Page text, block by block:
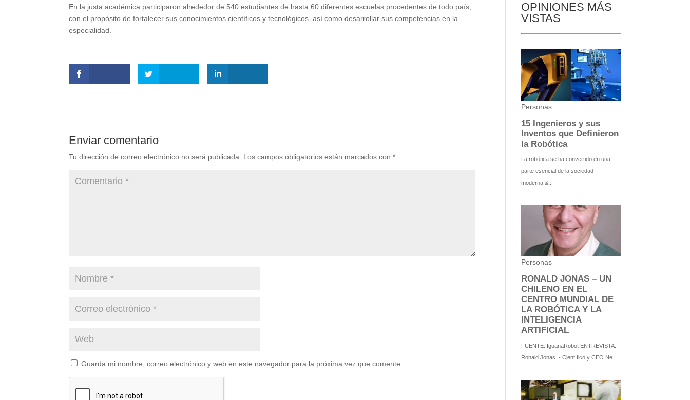
En la justa académica participaron alrededor de 540 estudiantes de hasta 60 diferentes escuelas procedentes de todo país,
con el propósito de fortalecer sus conocimientos científicos y tecnológicos, así como desarrollar sus competencias en la
especialidad.
Enviar comentario
Tu dirección de correo electrónico no será publicada. Los campos obligatorios están marcados con*
Guarda mi nombre, correo electrónico y web en este navegador para la próxima vez que comente.
OPINIONES MÁS
VISTAS